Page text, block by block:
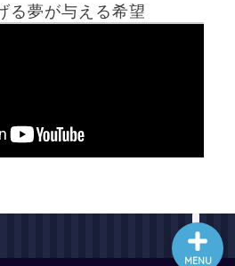
る夢が与える希望
MENU
ホーム
最新記事動画